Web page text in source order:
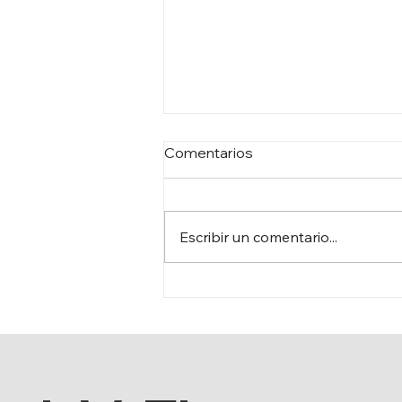
FRONTERA
Comentarios
Escribir un comentario...